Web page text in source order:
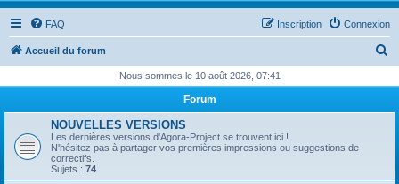
FAQ Connexion
Inscription
Accueil du forum
h
c
Nous sommes le 10 août 2026, 07:41
Forum
NOUVELLES VERSIONS
Les dernières versions d'Agora-Project se trouvent ici !
N'hésitez pas à partager vos premières impressions ou suggestions de
correctifs.
Sujets : 74